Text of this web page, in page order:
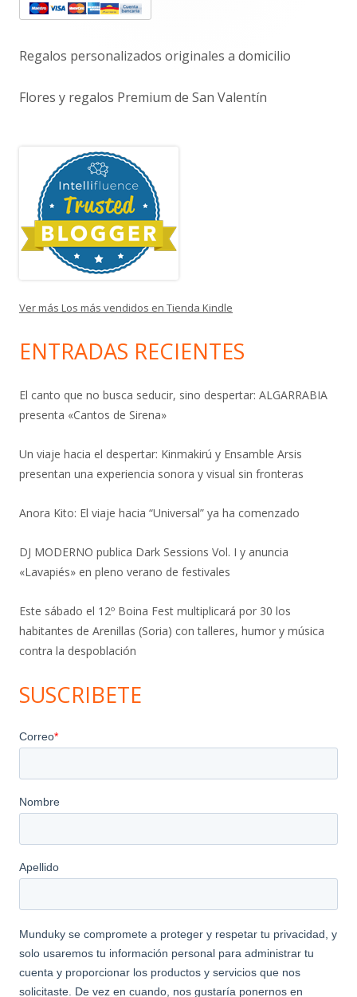
principal
Regalos personalizados originales a domicilio
Flores y regalos Premium de San Valentín
Ver más Los más vendidos en Tienda Kindle
ENTRADAS RECIENTES
El canto que no busca seducir, sino despertar: ALGARRABIA
presenta «Cantos de Sirena»
Un viaje hacia el despertar: Kinmakirú y Ensamble Arsis
presentan una experiencia sonora y visual sin fronteras
Anora Kito: El viaje hacia “Universal” ya ha comenzado
DJ MODERNO publica Dark Sessions Vol. I y anuncia
«Lavapiés» en pleno verano de festivales
Este sábado el 12º Boina Fest multiplicará por 30 los
habitantes de Arenillas (Soria) con talleres, humor y música
contra la despoblación
SUSCRIBETE